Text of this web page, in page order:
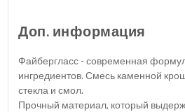
Доп. информация
Файбергласс - современная
ингредиентов. Смесь каменной
стекла и смол.
Прочный материал, который